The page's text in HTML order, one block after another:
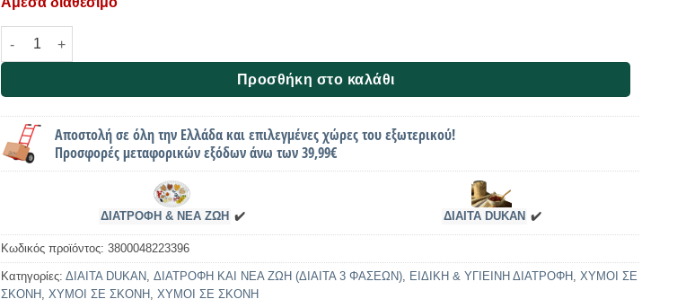
Χυμός σε Σκόνη Bolero, Κράνμπερι, 9γρ ποσότητα
Προσθήκη στο καλάθι
Αποστολή σε όλη την Ελλάδα και επιλεγμένες χώρες του εξωτερικού!
Προσφορές μεταφορικών εξόδων άνω των 39,99€
ΔΙΑΤΡΟΦΗ & ΝΕΑ ΖΩΗ ✔️ ΔΙΑΙΤΑ DUKAN ✔️
Κωδικός προϊόντος:3800048223396
Κατηγορίες:ΔΙΑΙΤΑ DUKAN ,ΔΙΑΤΡΟΦΗ ΚΑΙ ΝΕΑ ΖΩΗ (ΔΙΑΙΤΑ 3 ΦΑΣΕΩΝ) ΕΙΔΙΚΗ & ΥΓΙΕΙΝΗ ΔΙΑΤΡΟΦΗ ,ΧΥΜΟΙ ΣΕ
ΣΚΟΝΗ
,ΧΥΜΟΙ ΣΕ ΣΚΟΝΗ ,ΧΥΜΟΙ ΣΕ ΣΚΟΝΗ